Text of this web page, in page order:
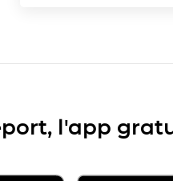
l'app